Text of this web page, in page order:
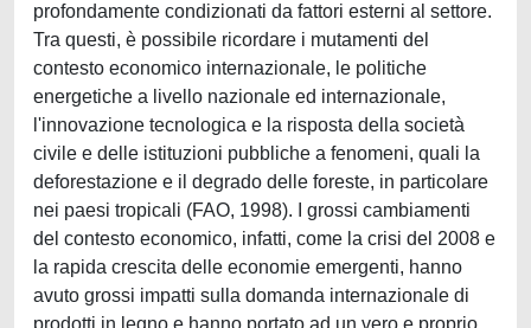
profondamente condizionati da fattori esterni al settore.
Tra questi, è possibile ricordare i mutamenti del
contesto economico internazionale, le politiche
energetiche a livello nazionale ed internazionale,
l'innovazione tecnologica e la risposta della società
civile e delle istituzioni pubbliche a fenomeni, quali la
deforestazione e il degrado delle foreste, in particolare
nei paesi tropicali (FAO, 1998). I grossi cambiamenti
del contesto economico, infatti, come la crisi del 2008 e
la rapida crescita delle economie emergenti, hanno
avuto grossi impatti sulla domanda internazionale di
prodotti in legno e hanno portato ad un vero e proprio